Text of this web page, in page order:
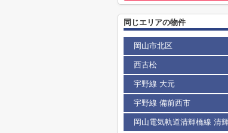
同じエリアの物件
岡山市北区
西古松
宇野線 大元
宇野線 備前西市
岡山電気軌道清輝橋線 清